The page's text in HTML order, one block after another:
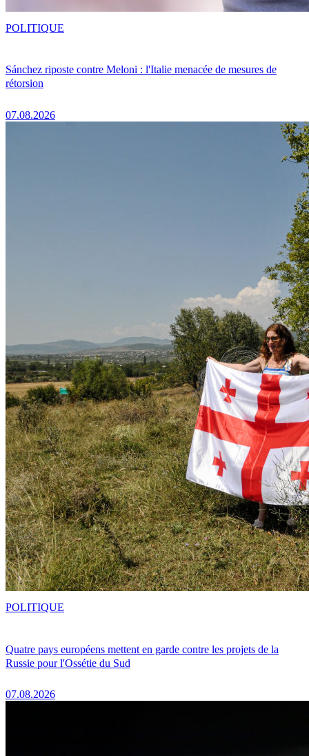
Sánchez riposte contre Meloni : l'Italie menacée de mesures de
rétorsion
07.08.2026
POLITIQUE
Quatre pays européens mettent en garde contre les projets de la
Russie pour l'Ossétie du Sud
07.08.2026
POLITIQUE